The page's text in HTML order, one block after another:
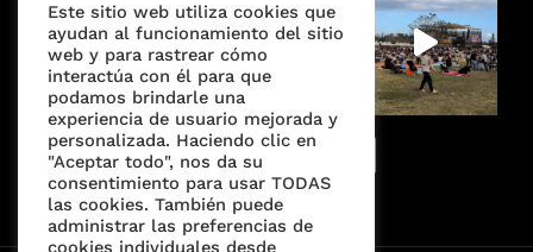
Seguir en Instagram
Este sitio web utiliza cookies que
ayudan al funcionamiento del sitio
web y para rastrear cómo
interactúa con él para que
podamos brindarle una
experiencia de usuario mejorada y
personalizada. Haciendo clic en
"Aceptar todo", nos da su
consentimiento para usar TODAS
las cookies. También puede
administrar las preferencias de
cookies individuales desde